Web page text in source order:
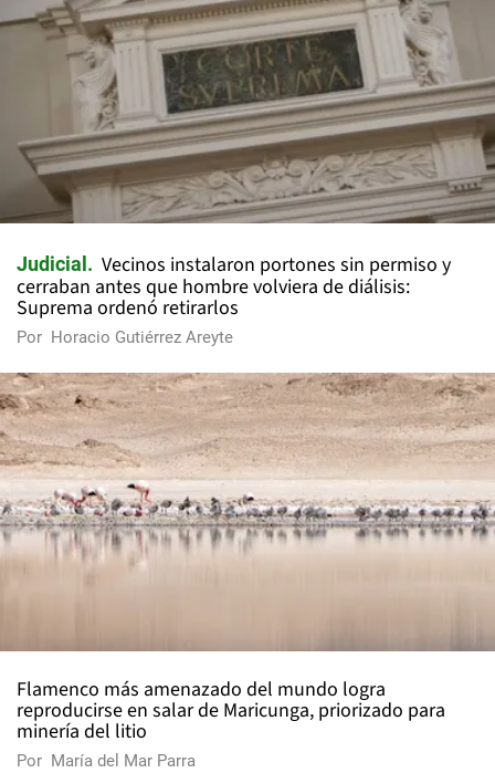
Judicial
Vecinos instalaron portones sin permiso y
cerraban antes que hombre volviera de diálisis:
Suprema ordenó retirarlos
Por Horacio Gutiérrez Areyte
Flamenco más amenazado del mundo logra
reproducirse en salar de Maricunga, priorizado para
minería del litio
Por María del Mar Parra